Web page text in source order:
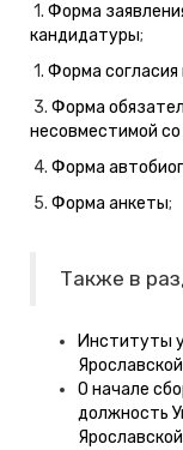
1. Форма
кандидатуры;
1. Форма
3. Форма
несовместимой
4. Форма
5. Форма анкеты;
Также в
Институты
О начале
должность